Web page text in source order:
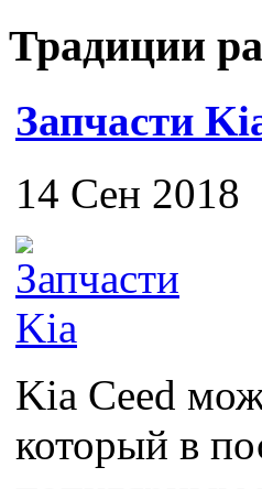
Традиции
Запчасти
14 Сен 2018
Kia Ceed
который в